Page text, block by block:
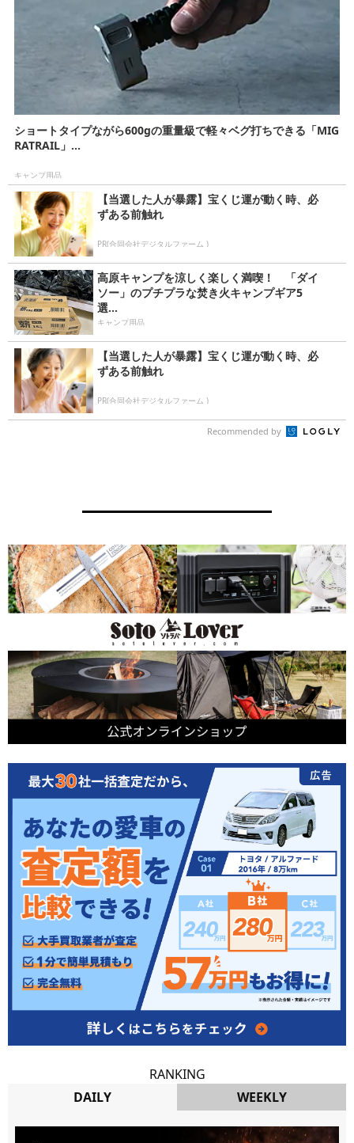
ショートタイプながら600gの重量級で軽々ベグ打ちできる「MIG
RATRAIL」...
キャンプ用品
【当選した人が暴露】宝くじ運が動く時、必
ずある前触れ
PR(合同会社デジタルファーム )
高原キャンプを涼しく楽しく満喫！ 「ダイ
ソー」のプチプラな焚き火キャンプギア5
選...
キャンプ用品
【当選した人が暴露】宝くじ運が動く時、必
ずある前触れ
PR(合同会社デジタルファーム )
Recommended by
RANKING
DAILY
WEEKLY